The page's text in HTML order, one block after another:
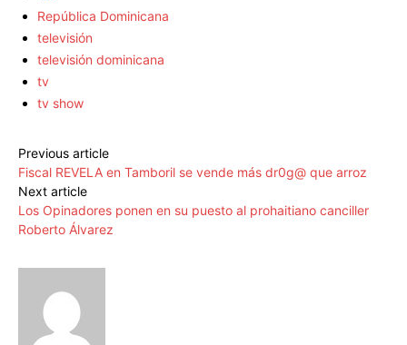
República Dominicana
televisión
televisión dominicana
tv
tv show
Previous article
Fiscal REVELA en Tamboril se vende más dr0g@ que arroz
Next article
Los Opinadores ponen en su puesto al prohaitiano canciller
Roberto Álvarez